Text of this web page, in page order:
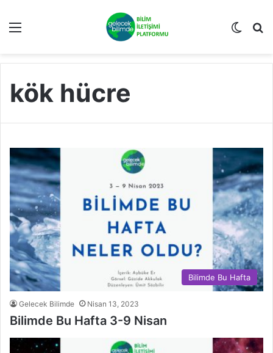
Dış
kök hücre
Bilimde Bu Hafta
Gelecek Bilimde Nisan 13, 2023
Bilimde Bu Hafta 3-9 Nisan